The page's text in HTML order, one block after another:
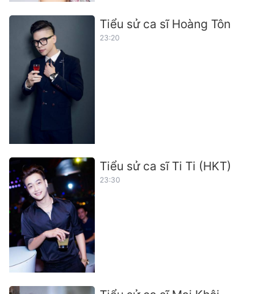
Tiểu sử ca sĩ Hoàng Tôn
23:20
Tiểu sử ca sĩ Ti Ti (HKT)
23:30